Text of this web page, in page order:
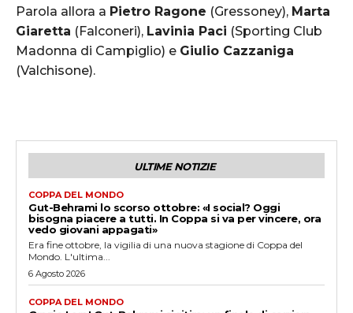
Parola allora a Pietro Ragone (Gressoney), Marta
Giaretta (Falconeri), Lavinia Paci (Sporting Club
Madonna di Campiglio) e Giulio Cazzaniga
(Valchisone).
ULTIME NOTIZIE
COPPA DEL MONDO
Gut-Behrami lo scorso ottobre: «I social? Oggi
bisogna piacere a tutti. In Coppa si va per vincere, ora
vedo giovani appagati»
Era fine ottobre, la vigilia di una nuova stagione di Coppa del
Mondo. L'ultima...
6 Agosto 2026
COPPA DEL MONDO